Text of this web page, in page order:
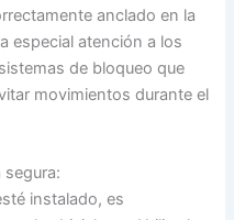
anclado en la
especial atención a los
de bloqueo que
movimientos durante el
instalado, es